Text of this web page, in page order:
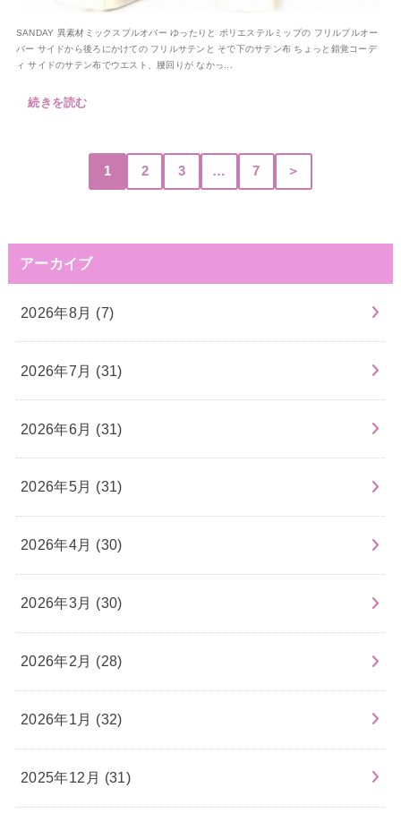
SANDAY 異素材ミックスプルオバー ゆったりと ポリエステルミップの フリルプルオー
バー サイドから後ろにかけての フリルサテンと そで下のサテン布 ちょっと錯覚コーデ
ィ サイドのサテン布でウエスト、腰回りが なかっ...
続きを読む
1 2 3 … 7 ＞
アーカイブ
2026年8月 (7)
2026年7月 (31)
2026年6月 (31)
2026年5月 (31)
2026年4月 (30)
2026年3月 (30)
2026年2月 (28)
2026年1月 (32)
2025年12月 (31)